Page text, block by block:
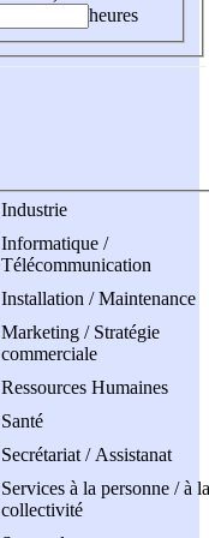
heures
Industrie
Informatique /
Télécommunication
Installation / Maintenance
Marketing / Stratégie
commerciale
Ressources Humaines
Santé
Secrétariat / Assistanat
Services à la personne / à la
collectivité